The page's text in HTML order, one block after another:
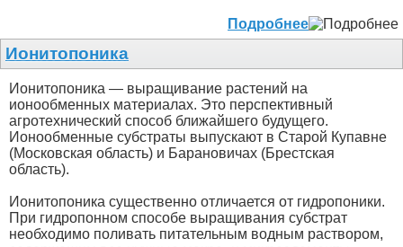
Подробнее
Ионитопоника
Ионитопоника — выращивание растений на
ионообменных материалах. Это перспективный
агротехнический способ ближайшего будущего.
Ионообменные субстраты выпускают в Старой Купавне
(Московская область) и Барановичах (Брестская
область).
Ионитопоника существенно отличается от гидропоники.
При гидропонном способе выращивания субстрат
необходимо поливать питательным водным раствором,